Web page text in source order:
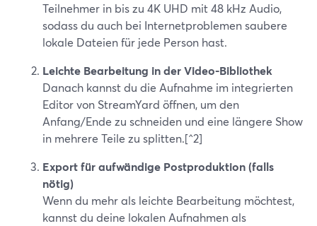
Teilnehmer in bis zu 4K UHD mit 48 kHz Audio,
sodass du auch bei Internetproblemen saubere
lokale Dateien für jede Person hast.
Leichte Bearbeitung in der Video-Bibliothek
Danach kannst du die Aufnahme im integrierten
Editor von StreamYard öffnen, um den
Anfang/Ende zu schneiden und eine längere Show
in mehrere Teile zu splitten.[^2]
Export für aufwändige Postproduktion (falls
nötig)
Wenn du mehr als leichte Bearbeitung möchtest,
kannst du deine lokalen Aufnahmen als